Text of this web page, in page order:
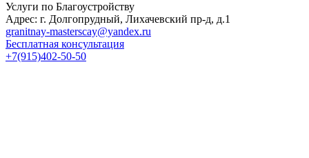
Услуги по Благоустройству
Адрес: г. Долгопрудный, Лихачевский пр-д, д.1
granitnay-masterscay@yandex.ru
Бесплатная консультация
+7(915)402-50-50